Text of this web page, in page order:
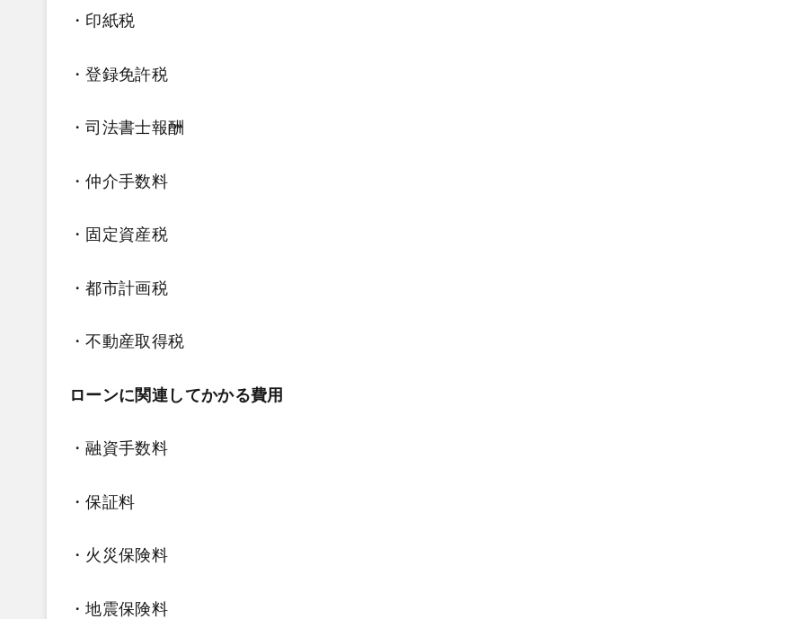
・印紙税
・登録免許税
・司法書士報酬
・仲介手数料
・固定資産税
・都市計画税
・不動産取得税
ローンに関連してかかる費用
・融資手数料
・保証料
・火災保険料
・地震保険料